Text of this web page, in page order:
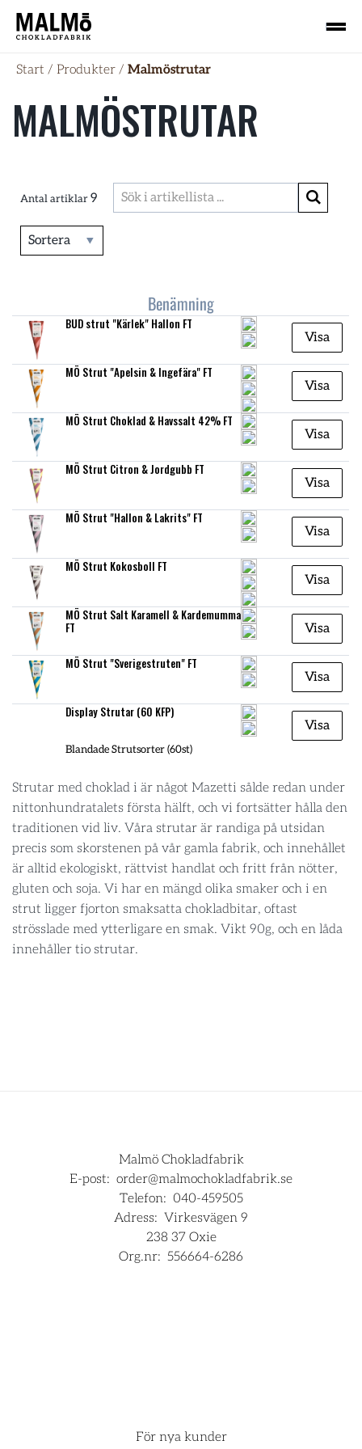
Start / Produkter / Malmöstrutar
MALMÖSTRUTAR
Antal artiklar 9
Sortera
Benämning
BUD strut "Kärlek" Hallon FT
Visa
MÖ Strut "Apelsin & Ingefära" FT
Visa
MÖ Strut Choklad & Havssalt 42% FT
Visa
MÖ Strut Citron & Jordgubb FT
Visa
MÖ Strut "Hallon & Lakrits" FT
Visa
MÖ Strut Kokosboll FT
Visa
MÖ Strut Salt Karamell & Kardemumma
FT
Visa
MÖ Strut "Sverigestruten" FT
Visa
Display Strutar (60 KFP)
Blandade Strutsorter (60st)
Visa
Strutar med choklad i är något Mazetti sålde redan under
nittonhundratalets första hälft, och vi fortsätter hålla den
traditionen vid liv. Våra strutar är randiga på utsidan
precis som skorstenen på vår gamla fabrik, och innehållet
är alltid ekologiskt, rättvist handlat och fritt från nötter,
gluten och soja. Vi har en mängd olika smaker och i en
strut ligger fjorton smaksatta chokladbitar, oftast
strösslade med ytterligare en smak. Vikt 90g, och en låda
innehåller tio strutar.
Malmö Chokladfabrik
E-post: order@malmochokladfabrik.se
Telefon: 040-459505
Adress: Virkesvägen 9
238 37 Oxie
Org.nr:
556664-6286
För nya kunder